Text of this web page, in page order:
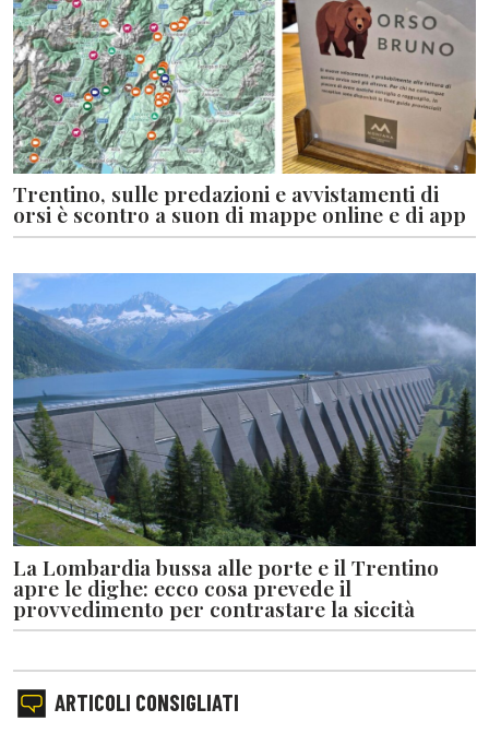
Trentino, sulle predazioni e avvistamenti di
orsi è scontro a suon di mappe online e di app
La Lombardia bussa alle porte e il Trentino
apre le dighe: ecco cosa prevede il
provvedimento per contrastare la siccità
ARTICOLI CONSIGLIATI